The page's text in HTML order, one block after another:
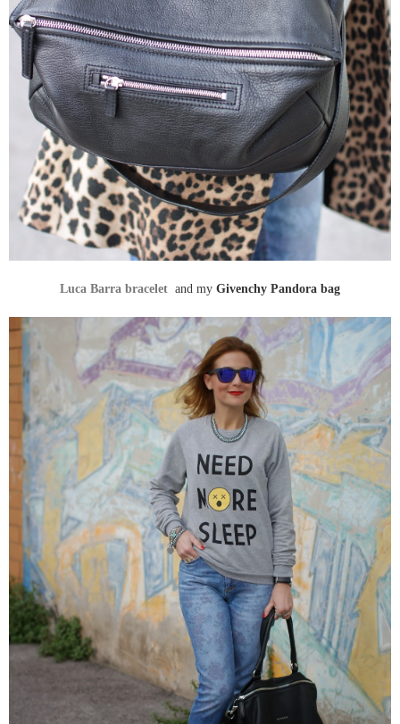
Luca Barra bracelet and my Givenchy Pandora bag